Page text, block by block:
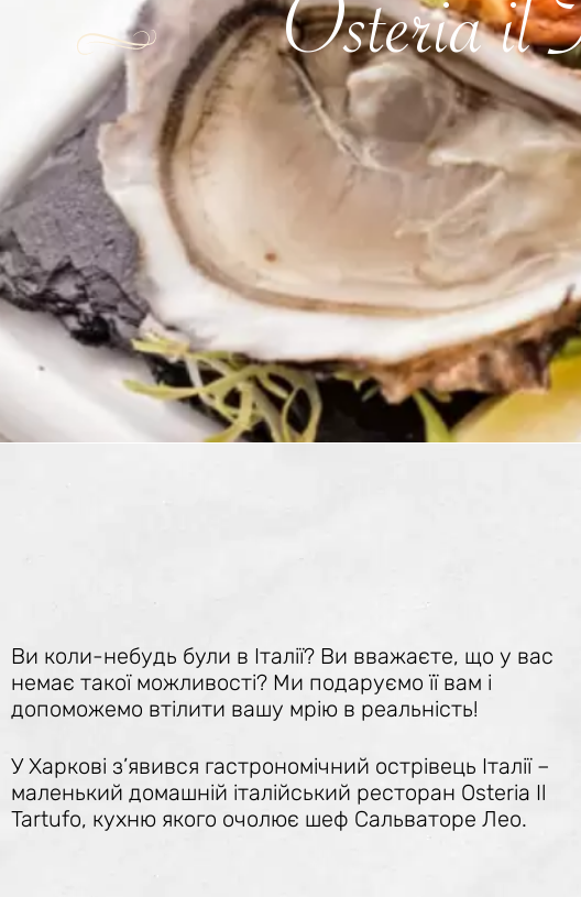
Osteria il
Ви коли-небудь були в Італії? Ви вважаєте, що у вас
немає такої можливості? Ми подаруємо її вам і
допоможемо втілити вашу мрію в реальність!
У Харкові з’явився гастрономічний острівець Італії –
маленький домашній італійський ресторан Osteria Il
Tartufo, кухню якого очолює шеф Сальваторе Лео.